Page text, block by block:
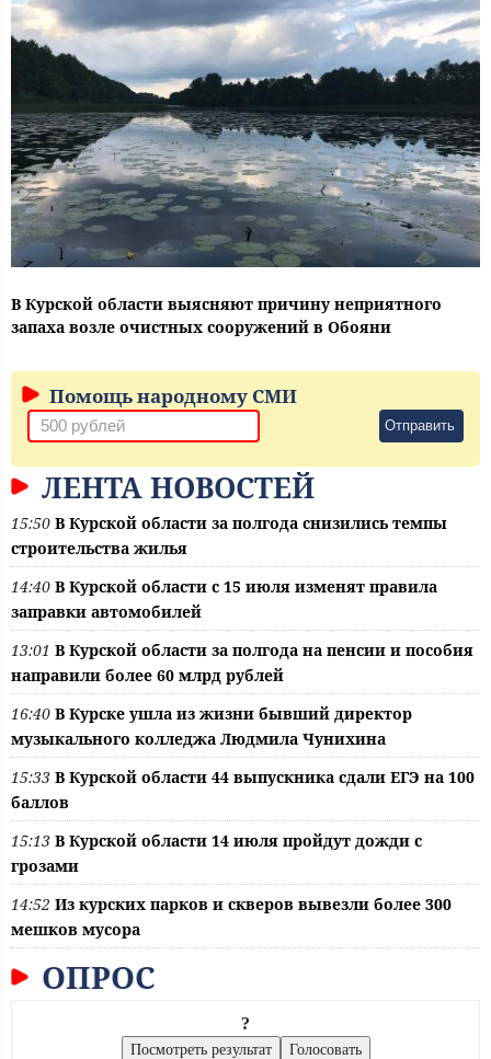
В Курской области выясняют причину неприятного
запаха возле очистных сооружений в Обояни
Помощь народному СМИ
Отправить
ЛЕНТА НОВОСТЕЙ
15:50 В Курской области за полгода снизились темпы
строительства жилья
14:40 В Курской области с 15 июля изменят правила
заправки автомобилей
13:01 В Курской области за полгода на пенсии и пособия
направили более 60 млрд рублей
16:40 В Курске ушла из жизни бывший директор
музыкального колледжа Людмила Чунихина
15:33 В Курской области 44 выпускника сдали ЕГЭ на 100
баллов
15:13 В Курской области 14 июля пройдут дожди с
грозами
14:52 Из курских парков и скверов вывезли более 300
мешков мусора
ОПРОС
?